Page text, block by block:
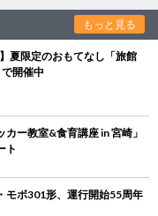
もっと見る
夏限定のおもてなし「旅館
開催中
ー教室&食育講座 in 宮崎」
ト
ボ301形、運行開始55周年